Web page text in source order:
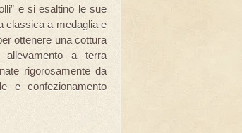
e si esaltino le sue
classica a medaglia e
ottenere una cottura
a terra
rigorosamente da
e confezionamento